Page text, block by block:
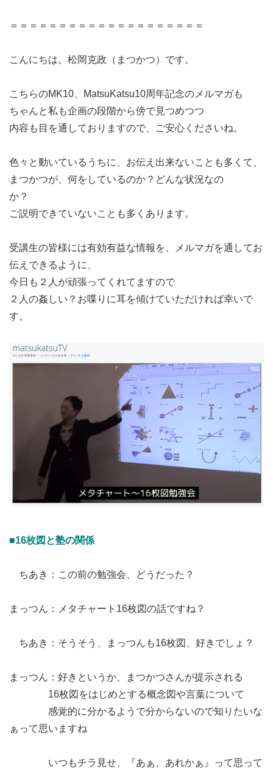
＝＝＝＝＝＝＝＝＝＝＝＝＝＝＝＝＝＝＝＝
こんにちは。松岡克政（まつかつ）です。
こちらのMK10、MatsuKatsu10周年記念のメルマガも
ちゃんと私も企画の段階から傍で見つめつつ
内容も目を通しておりますので、ご安心くださいね。
色々と動いているうちに、お伝え出来ないことも多くて、
まつかつが、何をしているのか？どんな状況なの
か？
ご説明できていないことも多くあります。
受講生の皆様には有効有益な情報を、メルマガを通してお
伝えできるように、
今日も２人が頑張ってくれてますので
２人の姦しい？お喋りに耳を傾けていただければ幸いで
す。
■16枚図と塾の関係
ちあき：この前の勉強会、どうだった？
まっつん：メタチャート16枚図の話ですね？
ちあき：そうそう、まっつんも16枚図、好きでしょ？
まっつん：好きというか、まつかつさんが提示される
16枚図をはじめとする概念図や言葉について
感覚的に分かるようで分からないので知りたいな
ぁって思いますね
いつもチラ見せ、『あぁ、あれかぁ』って思って